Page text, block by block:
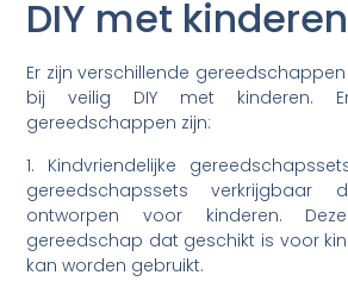
DIY met
Er zijn verschillende
bij veilig DIY met kinderen.
gereedschappen zijn:
1. Kindvriendelijke
gereedschapssets verkrijgbaar
ontworpen voor kinderen.
gereedschap dat geschikt is voor
kan worden gebruikt.